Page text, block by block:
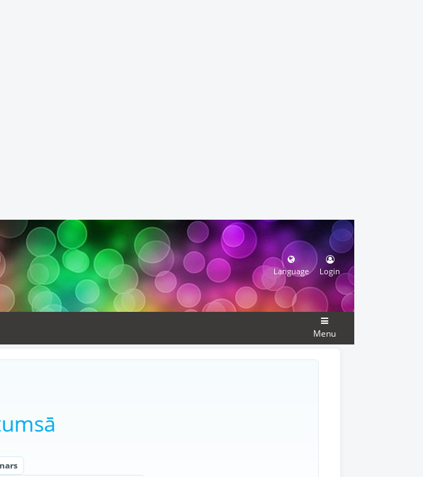
Language Login
Menu